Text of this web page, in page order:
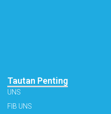
Tautan Penting
UNS
FIB UNS